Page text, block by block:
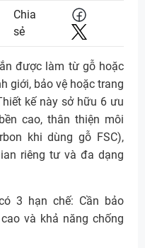
Chia
sẻ
được làm từ gỗ hoặc
giới, bảo vệ hoặc trang
kế này sở hữu 6 ưu
cao, thân thiện môi
khi dùng gỗ FSC),
riêng tư và đa dạng
3 hạn chế: Cần bảo
và khả năng chống